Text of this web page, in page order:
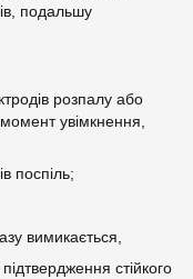
подальшу
розпалу або
увімкнення,
поспіль;
вимикається,
стійкого